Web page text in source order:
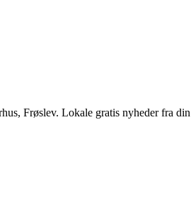
Frøslev. Lokale gratis nyheder fra din